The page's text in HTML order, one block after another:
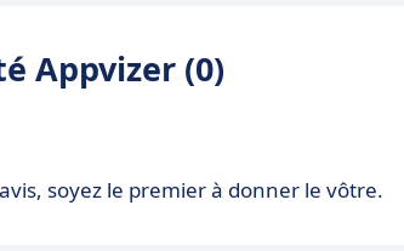
Appvizer (0)
soyez le premier à donner le vôtre.